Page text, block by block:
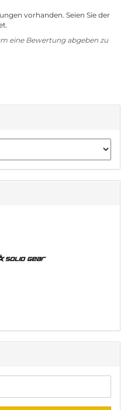
vorhanden. Seien Sie der
eine Bewertung abgeben zu